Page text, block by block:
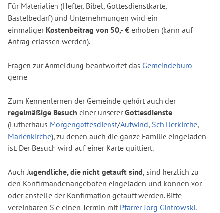
Für Materialien (Hefter, Bibel, Gottesdienstkarte,
Bastelbedarf) und Unternehmungen wird ein
einmaliger Kostenbeitrag von 50,- € erhoben (kann auf
Antrag erlassen werden).
Fragen zur Anmeldung beantwortet das Gemeindebüro
gerne.
Zum Kennenlernen der Gemeinde gehört auch der
regelmäßige Besuch einer unsererGottesdienste
(Lutherhaus Morgengottesdienst/Aufwind, Schillerkirche,
Marienkirche), zu denen auch die ganze Familie eingeladen
ist. Der Besuch wird auf einer Karte quittiert.
Auch Jugendliche, die nicht getauft sind, sind herzlich zu
den Konfirmandenangeboten eingeladen und können vor
oder anstelle der Konfirmation getauft werden. Bitte
vereinbaren Sie einen Termin mit Pfarrer Jörg Gintrowski.